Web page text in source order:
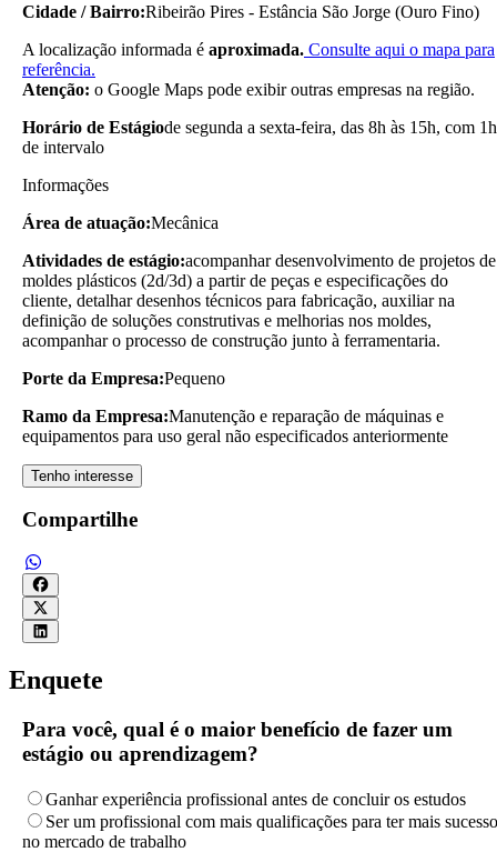
Cidade / Bairro:Ribeirão Pires - Estância São Jorge (Ouro Fino)
A localização informada é aproximada. Consulte aqui o mapa para
referência.
Atenção: o Google Maps pode exibir outras empresas na região.
Horário de Estágiode segunda a sexta-feira, das 8h às 15h, com 1h
de intervalo
Informações
Área de atuação:Mecânica
Atividades de estágio:acompanhar desenvolvimento de projetos de
moldes plásticos (2d/3d) a partir de peças e especificações do
cliente, detalhar desenhos técnicos para fabricação, auxiliar na
definição de soluções construtivas e melhorias nos moldes,
acompanhar o processo de construção junto à ferramentaria.
Porte da Empresa:Pequeno
Ramo da Empresa:Manutenção e reparação de máquinas e
equipamentos para uso geral não especificados anteriormente
Tenho interesse
Compartilhe
Enquete
Para você, qual é o maior benefício de fazer um
estágio ou aprendizagem?
Ganhar experiência profissional antes de concluir os estudos
Ser um profissional com mais qualificações para ter mais sucesso
no mercado de trabalho